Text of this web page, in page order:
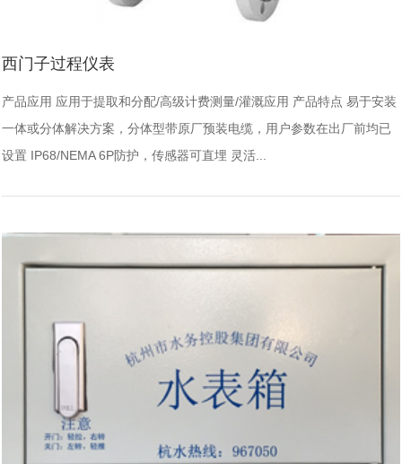
西门子过程仪表
产品应用 应用于提取和分配/高级计费测量/灌溉应用 产品特点 易于安装
一体或分体解决方案，分体型带原厂预装电缆，用户参数在出厂前均已
设置 IP68/NEMA 6P防护，传感器可直埋 灵活...